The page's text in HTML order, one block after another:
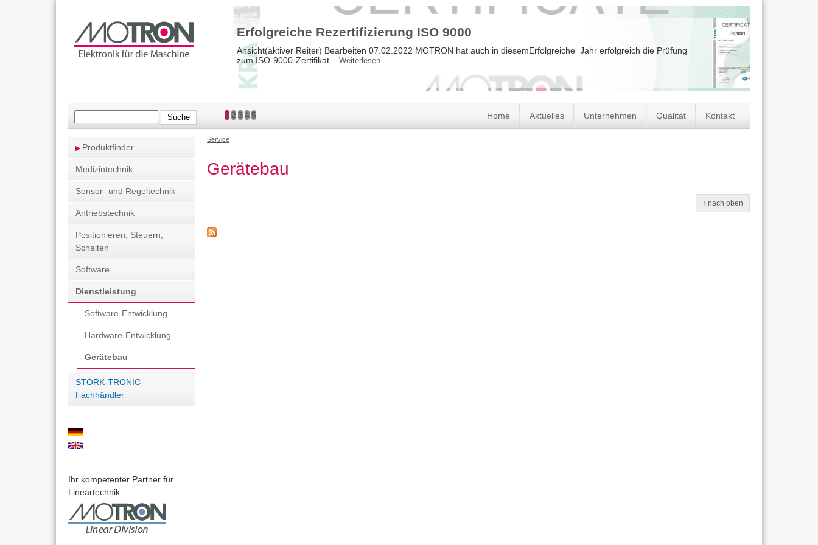
Direkt
zum
S
u
c
r
l
S
u
h
e
Erfolgreiche Rezertifizierung ISO 9000
Ansicht(aktiver Reiter) Bearbeiten 07.02.2022 MOTRON hat auch in diesemErfolgreiche Jahr erfolgreich die Prüfung
zum ISO-9000-Zertifikat... Weiterlesen
12345 Home Aktuelles Unternehmen Qualität Kontakt
i
n
Service
Gerätebau
↑ nach oben
Produktfinder
Medizintechnik
Sensor- und Regeltechnik
Antriebstechnik
Positionieren, Steuern,
Schalten
Software
Dienstleistung
Software-Entwicklung
Hardware-Entwicklung
Gerätebau
STÖRK-TRONIC
Fachhändler
Ihr kompetenter Partner für
Lineartechnik: